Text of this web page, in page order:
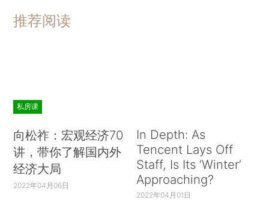
推荐阅读
私房课
向松祚：宏观经济70
讲，带你了解国内外
经济大局
2022年04月06日
In Depth: As
Tencent Lays Off
Staff, Is Its ‘Winter’
Approaching?
2022年04月01日